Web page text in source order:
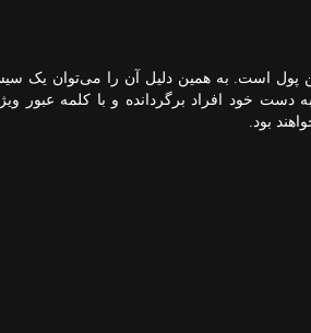
پول است. به همین دلیل آن را می‌توان یک
خود افراد برگردانده و با کلمه عبور
بود.